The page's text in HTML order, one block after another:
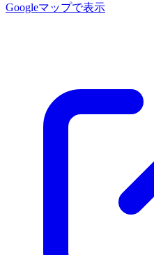
Googleマップで表示